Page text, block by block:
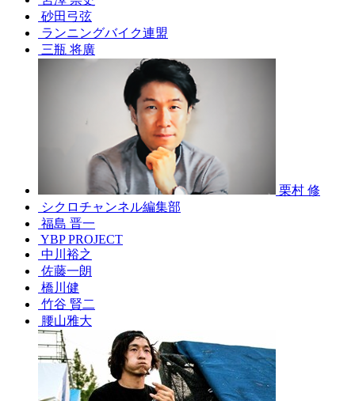
砂田弓弦
ランニングバイク連盟
三瓶 将廣
栗村 修
シクロチャンネル編集部
福島 晋一
YBP PROJECT
中川裕之
佐藤一朗
橋川健
竹谷 賢二
腰山雅大